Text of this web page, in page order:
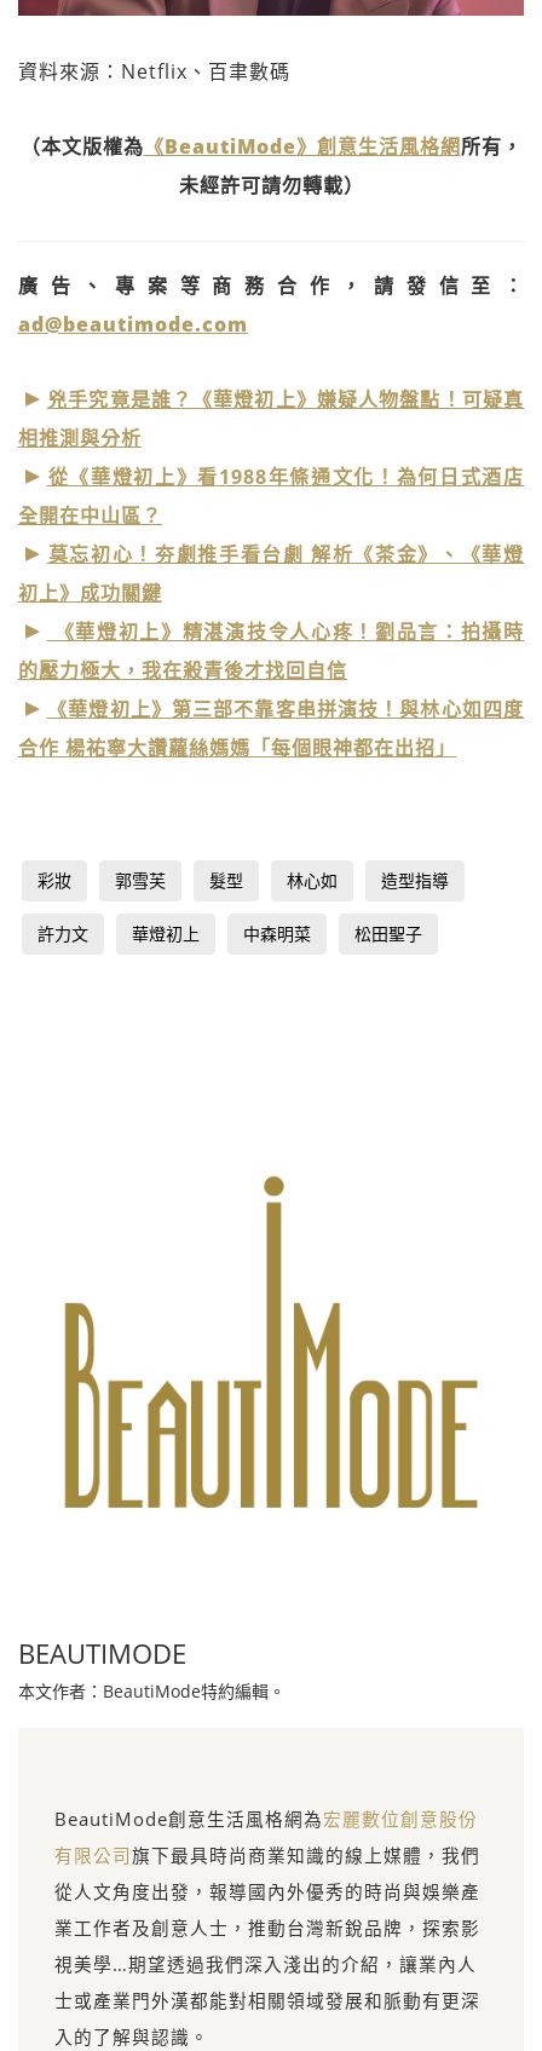
資料來源：Netflix、百聿數碼
（本文版權為 《BeautiMode》創意生活風格網所有，
未經許可請勿轉載）
廣告、專案等商務合作，請發信至：
ad@beautimode.com
兇手究竟是誰？《華燈初上》嫌疑人物盤點！可疑真
相推測與分析
從《華燈初上》看1988年條通文化！為何日式酒店
全開在中山區？
莫忘初心！夯劇推手看台劇 解析《茶金》、《華燈
初上》成功關鍵
《華燈初上》精湛演技令人心疼！劉品言：拍攝時
的壓力極大，我在殺青後才找回自信
《華燈初上》第三部不靠客串拼演技！與林心如四度
合作 楊祐寧大讚蘿絲媽媽「每個眼神都在出招」
彩妝 郭雪芙 髮型 林心如 造型指導
許力文 華燈初上 中森明菜 松田聖子
BEAUTIMODE
本文作者：BeautiMode特約編輯。
BeautiMode創意生活風格網為宏麗數位創意股份
有限公司旗下最具時尚商業知識的線上媒體，我們
從人文角度出發，報導國內外優秀的時尚與娛樂產
業工作者及創意人士，推動台灣新銳品牌，探索影
視美學…期望透過我們深入淺出的介紹，讓業內人
士或產業門外漢都能對相關領域發展和脈動有更深
入的了解與認識。